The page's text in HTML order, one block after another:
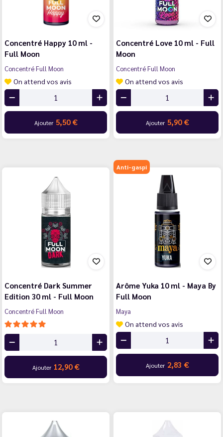
Concentré Happy 10 ml -
Full Moon
Concentré Full Moon
On attend vos avis
Ajouter 5,50 €
Concentré Love 10 ml - Full
Moon
Concentré Full Moon
On attend vos avis
Ajouter 5,90 €
Concentré Dark Summer
Edition 30 ml - Full Moon
Concentré Full Moon
Ajouter 12,90 €
Anti-gaspi
Arôme Yuka 10 ml - Maya By
Full Moon
Maya
On attend vos avis
Ajouter 2,83 €